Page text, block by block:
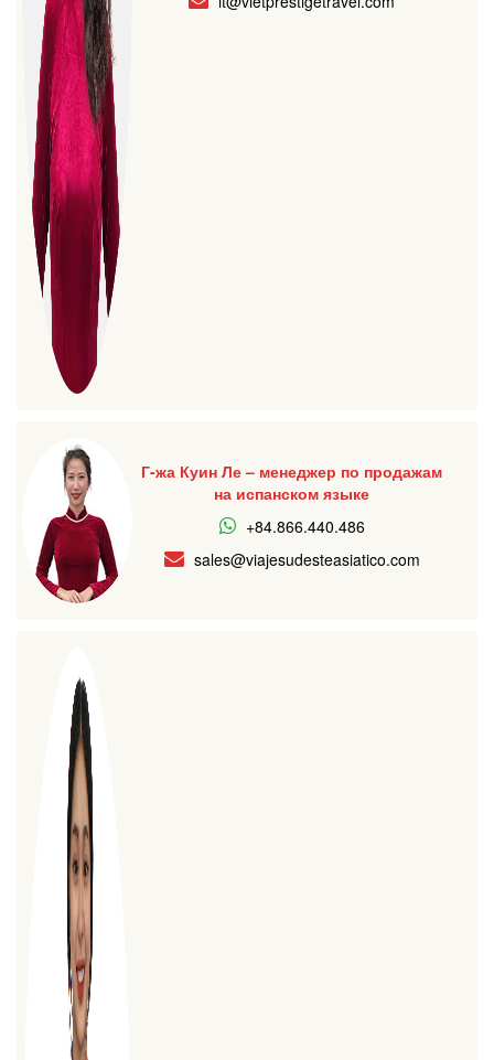
Г-жа Куин Ле – менеджер по продажам
на испанском языке
+84.866.440.486
sales@viajesudesteasiatico.com